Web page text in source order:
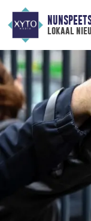
lokaal